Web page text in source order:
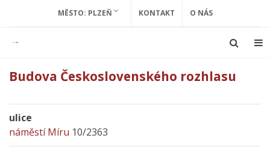
MĚSTO: PLZEŇ KONTAKT O NÁS
Budova Československého rozhlasu
ulice
náměstí Míru 10/2363